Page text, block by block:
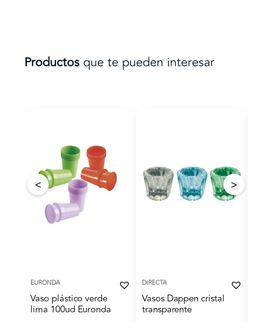
Productosque te pueden interesar
EURONDA
Vaso plástico verde
lima 100ud Euronda
DIRECTA
Vasos Dappen cristal
transparente
< >